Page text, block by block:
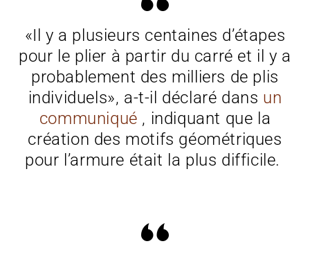
«Il y a plusieurs centaines d’étapes
pour le plier à partir du carré et il y a
probablement des milliers de plis
individuels», a-t-il déclaré dans un
communiqué , indiquant que la
création des motifs géométriques
pour l’armure était la plus difficile.